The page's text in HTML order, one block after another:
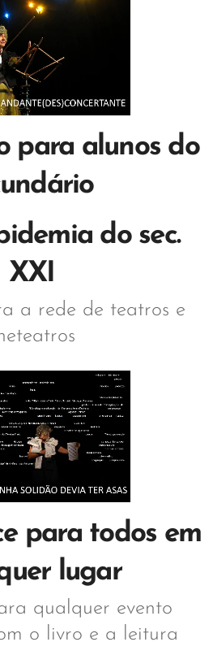
para alunos do
do sec.
XXI
a rede de teatros e
para todos em
lugar
qualquer evento
o livro e a leitura